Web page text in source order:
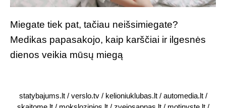
Miegate tiek pat, tačiau neišsimiegate?
Medikas papasakojo, kaip karščiai ir ilgesnės
dienos veikia mūsų miegą
statybajums.lt/ verslo.tv/ kelioniuklubas.lt/ automedia.lt/